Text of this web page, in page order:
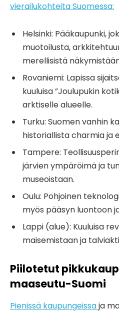
vierailukohteita Suomessa:
Helsinki: Pääkaupunki,
muotoilusta,
merellisistä
Rovaniemi: Lapissa
kuuluisa ”Joulupukin
arktiselle alueelle.
Turku: Suomen vanhin
historiallista charmia ja
Tampere:
järvien ympäröimä ja
museoistaan.
Oulu: Pohjoinen
myös pääsyn luontoon
Lappi (alue): Kuuluisa
maisemistaan ja
Piilotetut
maaseutu-Suomi
Pienissä kaupungeissaja